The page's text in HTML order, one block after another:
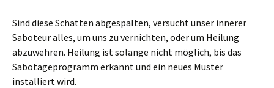
Sind diese Schatten abgespalten, versucht unser innerer
Saboteur alles, um uns zu vernichten, oder um Heilung
abzuwehren. Heilung ist solange nicht möglich, bis das
Sabotageprogramm erkannt und ein neues Muster
installiert wird.